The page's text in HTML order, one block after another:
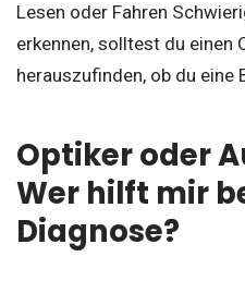
Lesen oder Fahren
erkennen, solltest du einen
herauszufinden, ob du eine
Optiker oder
Wer hilft mir
Diagnose?